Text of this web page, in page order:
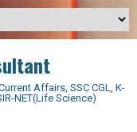
Affairs, SSC CGL, K-
NET(Life Science)